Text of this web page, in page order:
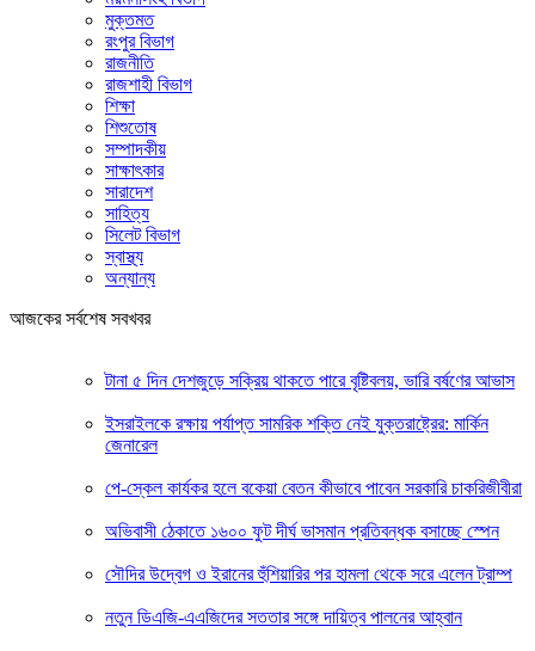
মুক্তমত
রংপুর বিভাগ
রাজনীতি
রাজশাহী বিভাগ
শিক্ষা
শিশুতোষ
সম্পাদকীয়
সাক্ষাৎকার
সারাদেশ
সাহিত্য
সিলেট বিভাগ
স্বাস্থ্য
অন্যান্য
আজকের সর্বশেষ সবখবর
টানা ৫ দিন দেশজুড়ে সক্রিয় থাকতে পারে বৃষ্টিবলয়, ভারি বর্ষণের আভাস
ইসরাইলকে রক্ষায় পর্যাপ্ত সামরিক শক্তি নেই যুক্তরাষ্ট্রের: মার্কিন
জেনারেল
পে-স্কেল কার্যকর হলে বকেয়া বেতন কীভাবে পাবেন সরকারি চাকরিজীবীরা
অভিবাসী ঠেকাতে ১৬০০ ফুট দীর্ঘ ভাসমান প্রতিবন্ধক বসাচ্ছে স্পেন
সৌদির উদ্বেগ ও ইরানের হুঁশিয়ারির পর হামলা থেকে সরে এলেন ট্রাম্প
নতুন ডিএজি-এএজিদের সততার সঙ্গে দায়িত্ব পালনের আহ্বান